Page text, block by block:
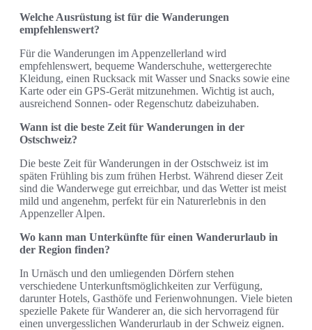
Welche Ausrüstung ist für die Wanderungen
empfehlenswert?
Für die Wanderungen im Appenzellerland wird
empfehlenswert, bequeme Wanderschuhe, wettergerechte
Kleidung, einen Rucksack mit Wasser und Snacks sowie eine
Karte oder ein GPS-Gerät mitzunehmen. Wichtig ist auch,
ausreichend Sonnen- oder Regenschutz dabeizuhaben.
Wann ist die beste Zeit für Wanderungen in der
Ostschweiz?
Die beste Zeit für Wanderungen in der Ostschweiz ist im
späten Frühling bis zum frühen Herbst. Während dieser Zeit
sind die Wanderwege gut erreichbar, und das Wetter ist meist
mild und angenehm, perfekt für ein Naturerlebnis in den
Appenzeller Alpen.
Wo kann man Unterkünfte für einen Wanderurlaub in
der Region finden?
In Urnäsch und den umliegenden Dörfern stehen
verschiedene Unterkunftsmöglichkeiten zur Verfügung,
darunter Hotels, Gasthöfe und Ferienwohnungen. Viele bieten
spezielle Pakete für Wanderer an, die sich hervorragend für
einen unvergesslichen Wanderurlaub in der Schweiz eignen.